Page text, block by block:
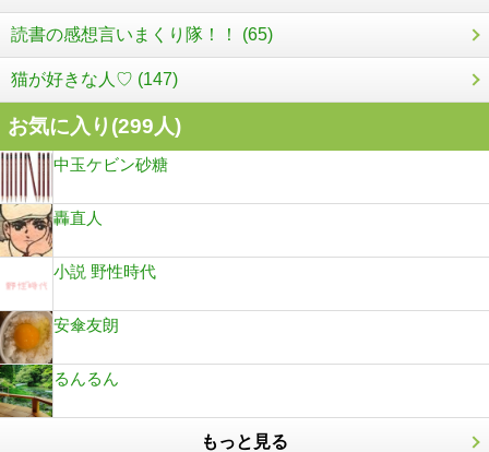
読書の感想言いまくり隊！！ (65)
猫が好きな人♡ (147)
お気に入り(299人)
中玉ケビン砂糖
轟直人
小説 野性時代
安傘友朗
るんるん
もっと見る